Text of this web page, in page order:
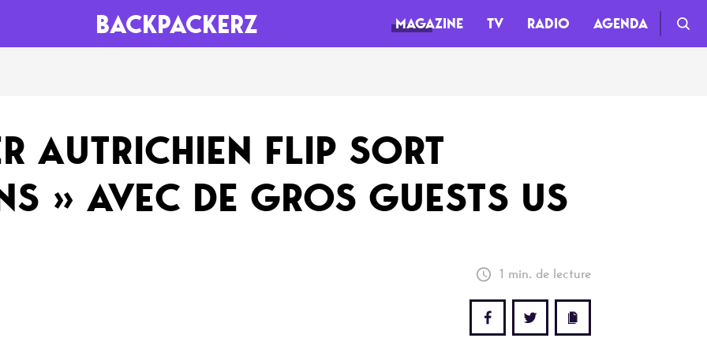
BACKPACKERZ MAGAZINE TV RADIO AGENDA
Paris
Festivals
Playlists
Podcasts
Mixes
Live
Documentaires
AUTRICHIEN FLIP SORT
» AVEC DE GROS GUESTS US
1 min. de lecture